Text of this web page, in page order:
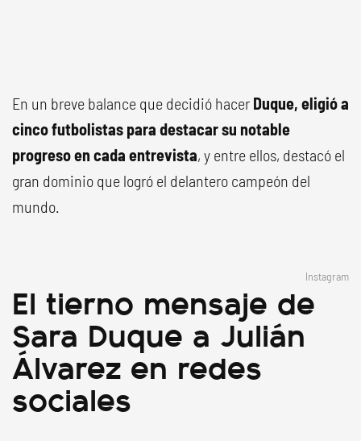
En un breve balance que decidió hacer Duque, eligió a
cinco futbolistas para destacar su notable
progreso en cada entrevista, y entre ellos, destacó el
gran dominio que logró el delantero campeón del
mundo.
Instagram
El tierno mensaje de
Sara Duque a Julián
Álvarez en redes
sociales